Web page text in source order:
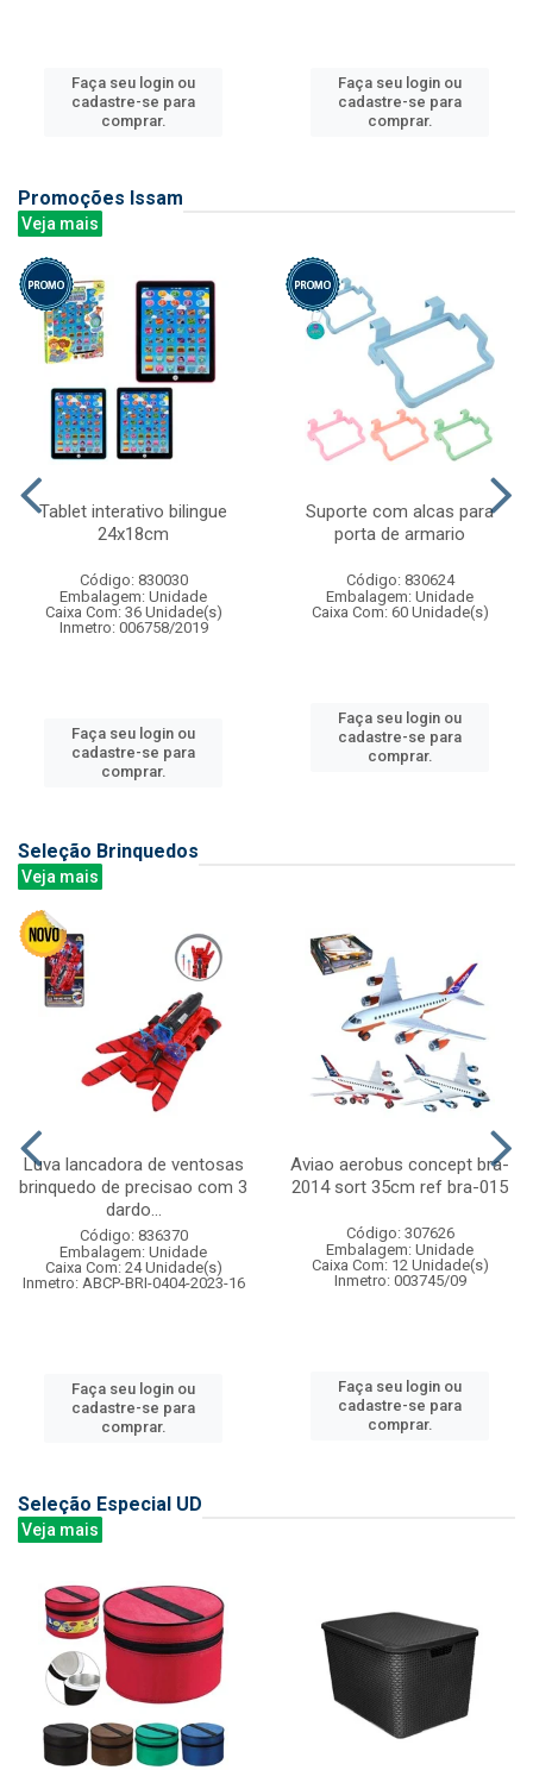
Faça seu login ou
cadastre-se para
comprar.
Faça seu login ou
cadastre-se para
comprar.
Promoções Issam
Veja mais
Tablet interativo bilingue
24x18cm
Código: 830030
Embalagem: Unidade
Caixa Com: 36 Unidade(s)
Inmetro: 006758/2019
Faça seu login ou
cadastre-se para
comprar.
Suporte com alcas para
porta de armario
Código: 830624
Embalagem: Unidade
Caixa Com: 60 Unidade(s)
Faça seu login ou
cadastre-se para
comprar.
Seleção Brinquedos
Veja mais
Luva lancadora de ventosas
brinquedo de precisao com 3
dardo...
Código: 836370
Embalagem: Unidade
Caixa Com: 24 Unidade(s)
Inmetro: ABCP-BRI-0404-2023-16
Faça seu login ou
cadastre-se para
comprar.
Aviao aerobus concept bra-
2014 sort 35cm ref bra-015
Código: 307626
Embalagem: Unidade
Caixa Com: 12 Unidade(s)
Inmetro: 003745/09
Faça seu login ou
cadastre-se para
comprar.
Seleção Especial UD
Veja mais